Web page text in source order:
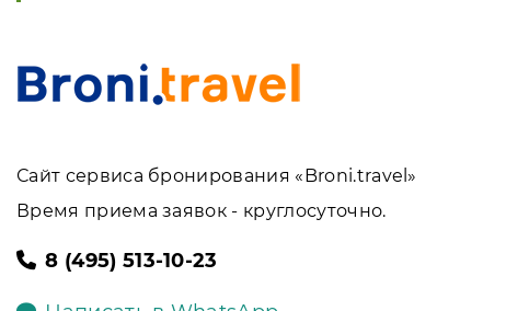
Сайт сервиса бронирования «Broni.travel»
Время приема заявок - круглосуточно.
8 (495) 513-10-23